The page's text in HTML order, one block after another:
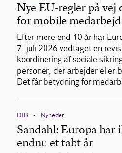
Nye EU-regler på vej
for mobile
Efter mere end 10 år har
7. juli 2026 vedtaget en
koordinering af sociale
personer, der arbejder eller
Det får betydning for
DIB • Nyheder
Sandahl: Europa har
endnu et tabt år